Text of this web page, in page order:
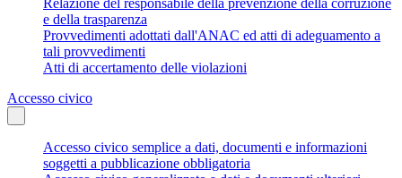
e della trasparenza
Provvedimenti adottati dall'ANAC ed atti di adeguamento a
tali provvedimenti
Atti di accertamento delle violazioni
Accesso civico
Accesso civico semplice a dati, documenti e informazioni
soggetti a pubblicazione obbligatoria